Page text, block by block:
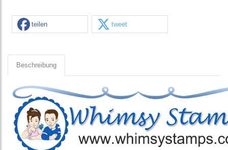
teilen tweet
Beschreibung